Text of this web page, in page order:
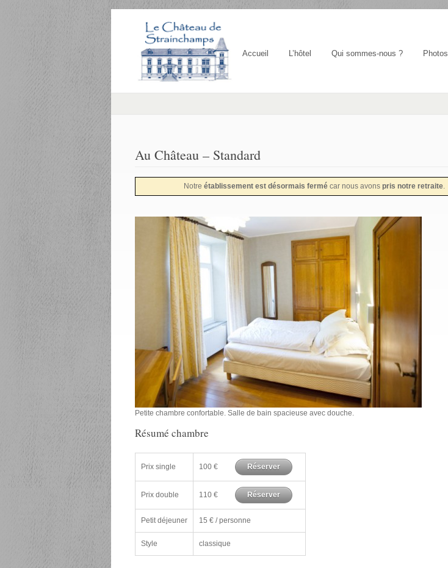
Accueil L’hôtel Qui sommes-nous ? Photos
Au Château – Standard
Notreétablissement est désormais fermé car nous avonspris notre retraite.
Petite chambre confortable. Salle de bain spacieuse avec douche.
Résumé chambre
Prix single 100 € Réserver
Prix double 110 € Réserver
Petit déjeuner 15 € / personne
Style classique